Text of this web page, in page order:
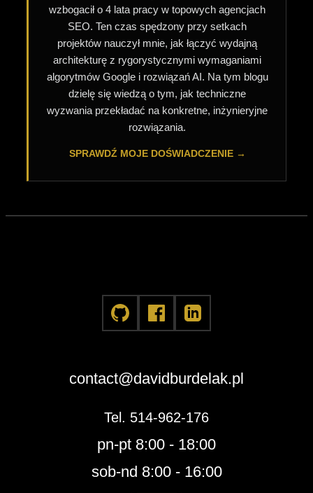
wzbogacił o 4 lata pracy w topowych agencjach
SEO. Ten czas spędzony przy setkach
projektów nauczył mnie, jak łączyć wydajną
architekturę z rygorystycznymi wymaganiami
algorytmów Google i rozwiązań AI. Na tym blogu
dzielę się wiedzą o tym, jak techniczne
wyzwania przekładać na konkretne, inżynieryjne
rozwiązania.
SPRAWDŹ MOJE DOŚWIADCZENIE →
contact@davidburdelak.pl
Tel. 514-962-176
pn-pt 8:00 - 18:00
sob-nd 8:00 - 16:00